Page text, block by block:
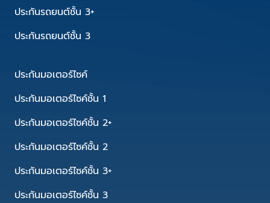
ประกันรถยนต์ชั้น 3+
ประกันรถยนต์ชั้น 3
ประกันมอเตอร์ไซค์
ประกันมอเตอร์ไซค์ชั้น 1
ประกันมอเตอร์ไซค์ชั้น 2+
ประกันมอเตอร์ไซค์ชั้น 2
ประกันมอเตอร์ไซค์ชั้น 3+
ประกันมอเตอร์ไซค์ชั้น 3